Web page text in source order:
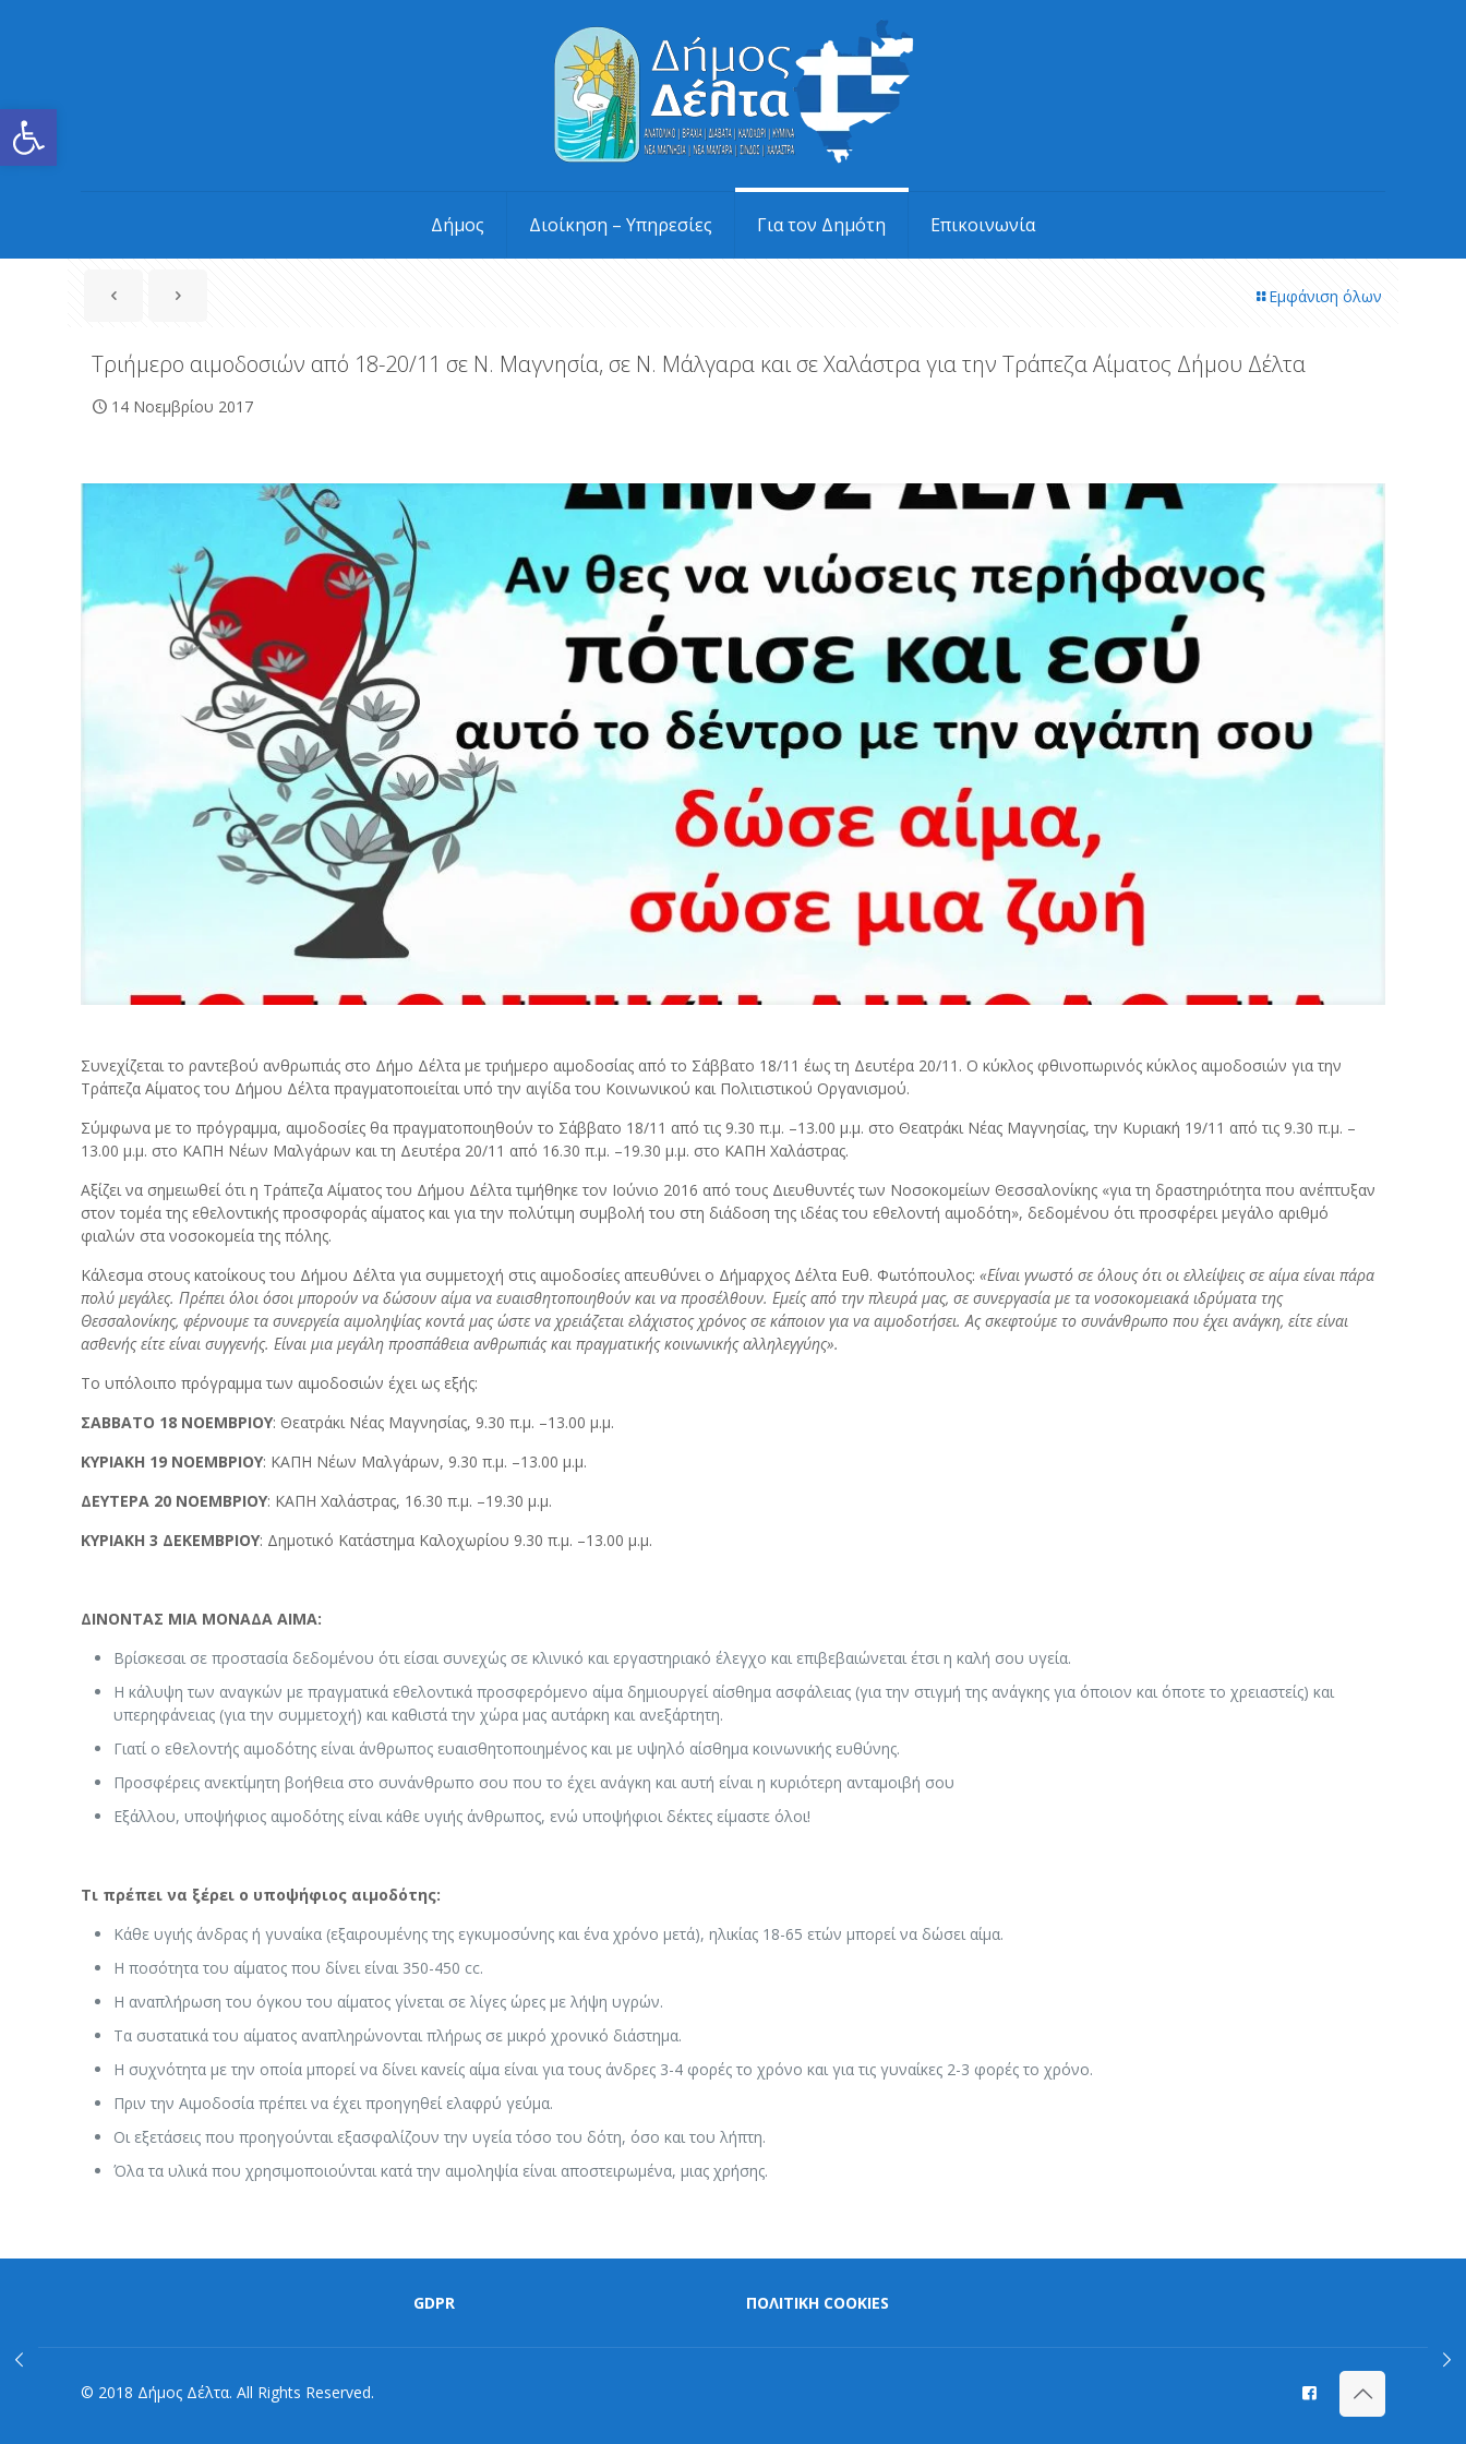
Ανοίξτε τη γραμμή εργαλείων
Δήμος Διοίκηση – Υπηρεσίες Για τον Δημότη Επικοινωνία
Εμφάνιση όλων
Τριήμερο αιμοδοσιών από 18-20/11 σε Ν. Μαγνησία, σε Ν. Μάλγαρα και σε Χαλάστρα για την Τράπεζα Αίματος Δήμου Δέλτα
14 Νοεμβρίου 2017
Συνεχίζεται το ραντεβού ανθρωπιάς στο Δήμο Δέλτα με τριήμερο αιμοδοσίας από το Σάββατο 18/11 έως τη Δευτέρα 20/11. Ο κύκλος φθινοπωρινός κύκλος αιμοδοσιών για την
Τράπεζα Αίματος του Δήμου Δέλτα πραγματοποιείται υπό την αιγίδα του Κοινωνικού και Πολιτιστικού Οργανισμού.
Σύμφωνα με το πρόγραμμα, αιμοδοσίες θα πραγματοποιηθούν το Σάββατο 18/11 από τις 9.30 π.μ. –13.00 μ.μ. στο Θεατράκι Νέας Μαγνησίας, την Κυριακή 19/11 από τις 9.30 π.μ. –
13.00 μ.μ. στο ΚΑΠΗ Νέων Μαλγάρων και τη Δευτέρα 20/11 από 16.30 π.μ. –19.30 μ.μ. στο ΚΑΠΗ Χαλάστρας.
Αξίζει να σημειωθεί ότι η Τράπεζα Αίματος του Δήμου Δέλτα τιμήθηκε τον Ιούνιο 2016 από τους Διευθυντές των Νοσοκομείων Θεσσαλονίκης «για τη δραστηριότητα που ανέπτυξαν
στον τομέα της εθελοντικής προσφοράς αίματος και για την πολύτιμη συμβολή του στη διάδοση της ιδέας του εθελοντή αιμοδότη», δεδομένου ότι προσφέρει μεγάλο αριθμό
φιαλών στα νοσοκομεία της πόλης.
Κάλεσμα στους κατοίκους του Δήμου Δέλτα για συμμετοχή στις αιμοδοσίες απευθύνει ο Δήμαρχος Δέλτα Ευθ. Φωτόπουλος:«Είναι γνωστό σε όλους ότι οι ελλείψεις σε αίμα είναι πάρα
πολύ μεγάλες. Πρέπει όλοι όσοι μπορούν να δώσουν αίμα να ευαισθητοποιηθούν και να προσέλθουν. Εμείς από την πλευρά μας, σε συνεργασία με τα νοσοκομειακά ιδρύματα της
Θεσσαλονίκης, φέρνουμε τα συνεργεία αιμοληψίας κοντά μας ώστε να χρειάζεται ελάχιστος χρόνος σε κάποιον για να αιμοδοτήσει. Ας σκεφτούμε το συνάνθρωπο που έχει ανάγκη, είτε είναι
ασθενής είτε είναι συγγενής. Είναι μια μεγάλη προσπάθεια ανθρωπιάς και πραγματικής κοινωνικής αλληλεγγύης».
Το υπόλοιπο πρόγραμμα των αιμοδοσιών έχει ως εξής:
ΣΑΒΒΑΤΟ 18 ΝΟΕΜΒΡΙΟΥ: Θεατράκι Νέας Μαγνησίας, 9.30 π.μ. –13.00 μ.μ.
ΚΥΡΙΑΚΗ 19 ΝΟΕΜΒΡΙΟΥ: ΚΑΠΗ Νέων Μαλγάρων, 9.30 π.μ. –13.00 μ.μ.
ΔΕΥΤΕΡΑ 20 ΝΟΕΜΒΡΙΟΥ: ΚΑΠΗ Χαλάστρας, 16.30 π.μ. –19.30 μ.μ.
ΚΥΡΙΑΚΗ 3 ΔΕΚΕΜΒΡΙΟΥ: Δημοτικό Κατάστημα Καλοχωρίου 9.30 π.μ. –13.00 μ.μ.
ΔΙΝΟΝΤΑΣ ΜΙΑ ΜΟΝΑΔΑ ΑΙΜΑ:
Βρίσκεσαι σε προστασία δεδομένου ότι είσαι συνεχώς σε κλινικό και εργαστηριακό έλεγχο και επιβεβαιώνεται έτσι η καλή σου υγεία.
Η κάλυψη των αναγκών με πραγματικά εθελοντικά προσφερόμενο αίμα δημιουργεί αίσθημα ασφάλειας (για την στιγμή της ανάγκης για όποιον και όποτε το χρειαστείς) και
υπερηφάνειας (για την συμμετοχή) και καθιστά την χώρα μας αυτάρκη και ανεξάρτητη.
Γιατί ο εθελοντής αιμοδότης είναι άνθρωπος ευαισθητοποιημένος και με υψηλό αίσθημα κοινωνικής ευθύνης.
Προσφέρεις ανεκτίμητη βοήθεια στο συνάνθρωπο σου που το έχει ανάγκη και αυτή είναι η κυριότερη ανταμοιβή σου
Εξάλλου, υποψήφιος αιμοδότης είναι κάθε υγιής άνθρωπος, ενώ υποψήφιοι δέκτες είμαστε όλοι!
Τι πρέπει να ξέρει ο υποψήφιος αιμοδότης:
Κάθε υγιής άνδρας ή γυναίκα (εξαιρουμένης της εγκυμοσύνης και ένα χρόνο μετά), ηλικίας 18-65 ετών μπορεί να δώσει αίμα.
Η ποσότητα του αίματος που δίνει είναι 350-450 cc.
Η αναπλήρωση του όγκου του αίματος γίνεται σε λίγες ώρες με λήψη υγρών.
Τα συστατικά του αίματος αναπληρώνονται πλήρως σε μικρό χρονικό διάστημα.
Η συχνότητα με την οποία μπορεί να δίνει κανείς αίμα είναι για τους άνδρες 3-4 φορές το χρόνο και για τις γυναίκες 2-3 φορές το χρόνο.
Πριν την Αιμοδοσία πρέπει να έχει προηγηθεί ελαφρύ γεύμα.
Οι εξετάσεις που προηγούνται εξασφαλίζουν την υγεία τόσο του δότη, όσο και του λήπτη.
Όλα τα υλικά που χρησιμοποιούνται κατά την αιμοληψία είναι αποστειρωμένα, μιας χρήσης.
GDPR ΠΟΛΙΤΙΚΗ COOKIES
© 2018 Δήμος Δέλτα. All Rights Reserved.